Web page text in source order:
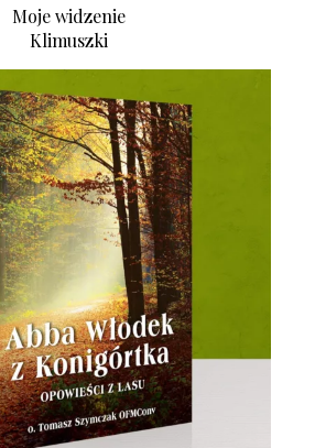
Moje widzenie
Klimuszki